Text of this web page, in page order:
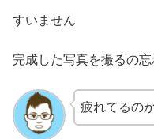
すいません
完成した写真を撮るの
疲れてるの